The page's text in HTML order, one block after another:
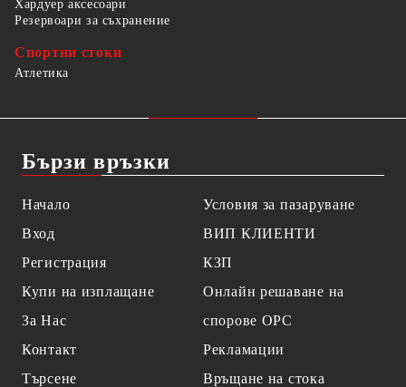
Хардуер аксесоари
Резервоари за съхранение
Спортни стоки
Атлетика
Бързи връзки
Начало
Вход
Регистрация
Купи на изплащане
За Нас
Контакт
Търсене
Условия за пазаруване
ВИП КЛИЕНТИ
КЗП
Онлайн решаване на
спорове OPC
Рекламации
Връщане на стока